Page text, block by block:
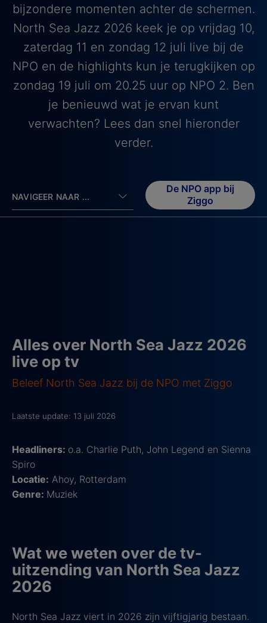
bijzondere momenten achter de schermen.
North Sea Jazz 2026 keek je op vrijdag 10,
zaterdag 11 en zondag 12 juli live bij de
NPO en de highlights kun je terugkijken op
zondag 19 juli om 20.25 uur op NPO 2. Ben
je benieuwd wat je ervan kunt
verwachten? Lees dan snel hieronder
verder.
NAVIGEER NAAR ...
De NPO app bij
Ziggo
Alles over North Sea Jazz 2026
live op tv
Beleef North Sea Jazz bij de NPO met Ziggo
Laatste update: 13 juli 2026
Headliners: o.a. Charlie Puth, John Legend en Sienna
Spiro
Locatie: Ahoy, Rotterdam
Genre: Muziek
Wat we weten over de tv-
uitzending van North Sea Jazz
2026
North Sea Jazz viert in 2026 zijn vijftigjarig bestaan.